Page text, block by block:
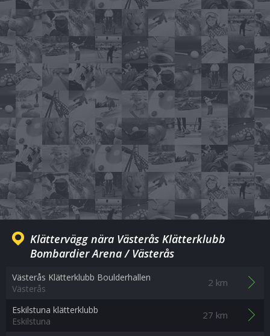
Klättervägg nära Västerås Klätterklubb
Bombardier Arena / Västerås
Västerås Klätterklubb Boulderhallen
Västerås
2 km
Eskilstuna klätterklubb
Eskilstuna
27 km